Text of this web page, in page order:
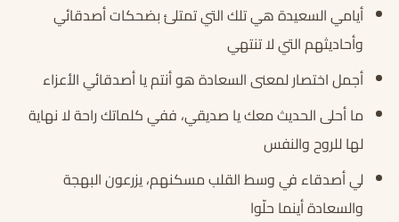
أيامي السعيدة هي تلك التي تمتلئ بضحكات أصدقائي
وأحاديثهم التي لا تنتهي
أجمل اختصار لمعنى السعادة هو أنتم يا أصدقائي الأعزاء
ما أحلى الحديث معك يا صديقي، ففي كلماتك راحة لا نهاية
لها للروح والنفس
لي أصدقاء في وسط القلب مسكنهم، يزرعون البهجة
والسعادة أينما حلّوا